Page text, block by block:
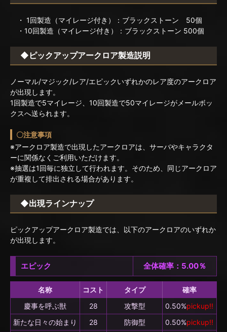
・ 1回製造（マイレージ付き）：ブラックストーン 50個
・10回製造（マイレージ付き）：ブラックストーン 500個
◆ピックアップアークロア製造説明
ノーマル/マジック/レア/エピックいずれかのレア度のアークロア
が出現します。
1回製造で5マイレージ、10回製造で50マイレージがメールボッ
クスへ送られます。
〇注意事項
※アークロア製造で出現したアークロアは、サーバやキャラクタ
ーに関係なくご利用いただけます。
※抽選は1回毎に独立して行われます。そのため、同じアークロア
が重複して排出される場合があります。
◆出現ラインナップ
ピックアップアークロア製造では、以下のアークロアのいずれか
が出現します。
エピック 全体確率：5.00％
名称 コスト タイプ
確率
慶事を呼ぶ獣
28 攻撃型 0.50%pickup!!
新たな日々の始まり
28 防御型 0.50%pickup!!